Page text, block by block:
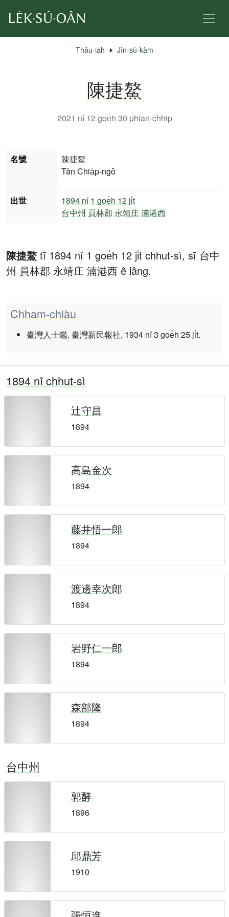
Thâu-ia̍h Jîn-sū-kàm
陳捷鰲
2021 nî 12 goe̍h 30 phian-chhip
陳捷鰲tī 1894 nî 1 goe̍h 12 ji̍t chhut-sì, sī 台中
州 員林郡 永靖庄 湳港西 ê lâng.
Chham-chiàu
臺灣人士鑑. 臺灣新民報社, 1934 nî 3 goe̍h 25 ji̍t.
名號
陳捷鰲
Tân Chia̍p-ngô͘
出世 1894 nî 1 goe̍h 12 ji̍t
台中州 員林郡 永靖庄湳港西
1894 nî chhut-sì
辻守昌
1894
高島金次
1894
藤井悟一郎
1894
渡邊幸次郎
1894
岩野仁一郎
1894
森部隆
1894
台中州
郭酵
1896
邱鼎芳
1910